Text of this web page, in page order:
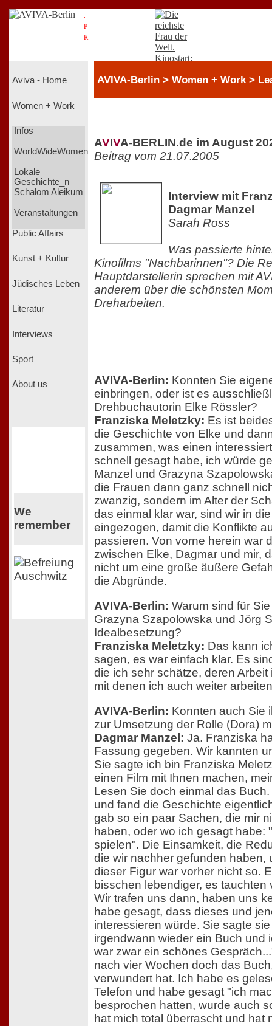
P
R
Aviva - Home
Women + Work
Infos
WorldWideWomen
Lokale
Geschichte_n
Schalom Aleikum
Veranstaltungen
Public Affairs
Kunst + Kultur
Jüdisches Leben
Literatur
Interviews
Sport
About us
We
remember
AVIVA-Berlin > Women + Work >
AVIVA-BERLIN.de im August
Beitrag vom 21.07.2005
Interview mit
Dagmar Manzel
Sarah Ross
Was passierte
Kinofilms "Nachbarinnen"? Die
Hauptdarstellerin sprechen mit
anderem über die schönsten
Dreharbeiten.
AVIVA-Berlin: Konnten Sie
einbringen, oder ist es
Drehbuchautorin Elke Rössler?
Franziska Meletzky: Es ist
die Geschichte von Elke und
zusammen, was einen
schnell gesagt habe, ich würde
Manzel und Grazyna
die Frauen dann ganz schnell
zwanzig, sondern im Alter der
das einmal klar war, sind wir in
eingezogen, damit die Konflikte
passieren. Von vorne herein war
zwischen Elke, Dagmar und mir,
nicht um eine große äußere
die Abgründe.
AVIVA-Berlin: Warum sind für
Grazyna Szapolowska und Jörg
Idealbesetzung?
Franziska Meletzky: Das kann
sagen, es war einfach klar. Es
die ich sehr schätze, deren
mit denen ich auch weiter
AVIVA-Berlin: Konnten auch Sie
zur Umsetzung der Rolle (Dora)
Dagmar Manzel: Ja. Franziska
Fassung gegeben. Wir kannten
Sie sagte ich bin Franziska
einen Film mit Ihnen machen,
Lesen Sie doch einmal das
und fand die Geschichte
gab so ein paar Sachen, die mir
haben, oder wo ich gesagt habe:
spielen". Die Einsamkeit, die
die wir nachher gefunden haben,
dieser Figur war vorher nicht so.
bisschen lebendiger, es tauchten
Wir trafen uns dann, haben uns
habe gesagt, dass dieses und
interessieren würde. Sie sagte
irgendwann wieder ein Buch und
war zwar ein schönes
nach vier Wochen doch das
verwundert hat. Ich habe es
Telefon und habe gesagt "ich
besprochen hatten, wurde auch
hat mich total überrascht und hat